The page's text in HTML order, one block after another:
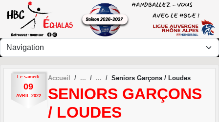
Le samedi
09
AVRIL 2022
Accueil Seniors Garçons / Loudes
SENIORS GARÇONS
/ LOUDES
Panneau de gestion des cookies